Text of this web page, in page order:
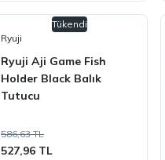
Tükendi
Ryuji
Ryuji Aji Game Fish
Holder Black Balık
Tutucu
586,63 TL
527,96 TL